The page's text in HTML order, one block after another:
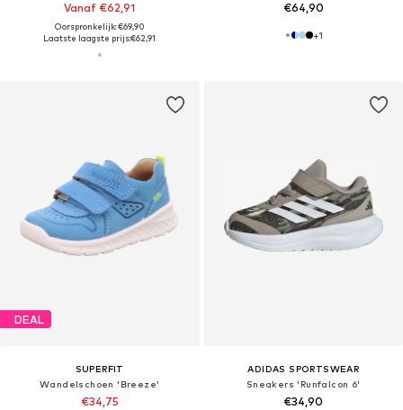
Vanaf €62,91
Oorspronkelijk: €69,90
Laatste laagste prijs:€62,91
€64,90
+1
DEAL
SUPERFIT
Wandelschoen 'Breeze'
€34,75
ADIDAS SPORTSWEAR
Sneakers 'Runfalcon 6'
€34,90